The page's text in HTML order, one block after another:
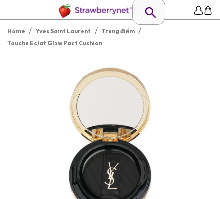
Home / Yves Saint Laurent / Trang điểm /
Touche Eclat Glow Pact Cushion